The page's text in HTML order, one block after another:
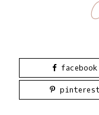
facebook
pinterest